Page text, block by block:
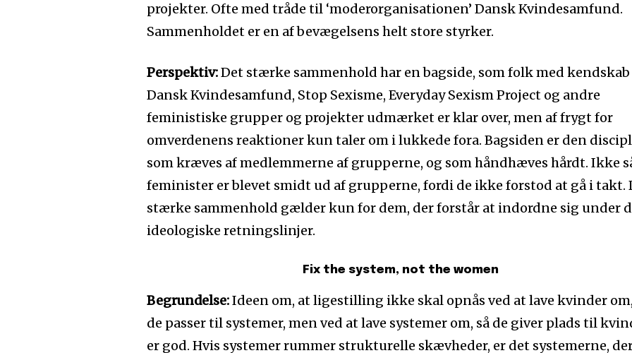
projekter. Ofte med tråde til ‘moderorganisationen’ Dansk Kvindesamfund.
Sammenholdet er en af bevægelsens helt store styrker.
Perspektiv:Det stærke sammenhold har en bagside, som folk med
Dansk Kvindesamfund, Stop Sexisme, Everyday Sexism Project og andre
feministiske grupper og projekter udmærket er klar over, men af frygt for
omverdenens reaktioner kun taler om i lukkede fora. Bagsiden er den
som kræves af medlemmerne af grupperne, og som håndhæves hårdt. Ikke
feminister er blevet smidt ud af grupperne, fordi de ikke forstod at gå i takt.
stærke sammenhold gælder kun for dem, der forstår at indordne sig under
ideologiske retningslinjer.
Fix the system, not the women
Begrundelse:Ideen om, at ligestilling ikke skal opnås ved at lave kvinder
de passer til systemer, men ved at lave systemer om, så de giver plads til
er god. Hvis systemer rummer strukturelle skævheder, er det systemerne,